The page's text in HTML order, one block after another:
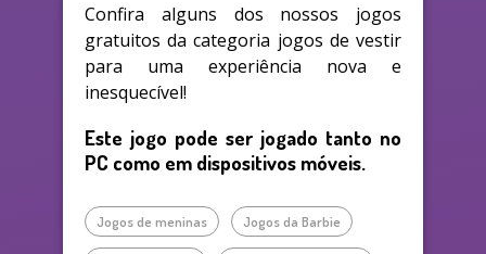
Confira alguns dos nossos jogos
gratuitos da categoria jogos de vestir
para uma experiência nova e
inesquecível!
Este jogo pode ser jogado tanto no
PC como em dispositivos móveis.
Jogos de meninas Jogos da Barbie